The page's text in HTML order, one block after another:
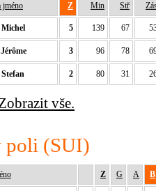
jméno Z Min Stř
5 139 67
3 96 78
2 80 31
vše.
poli (SUI)
Z G A B